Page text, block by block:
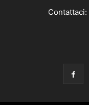
Contattaci: